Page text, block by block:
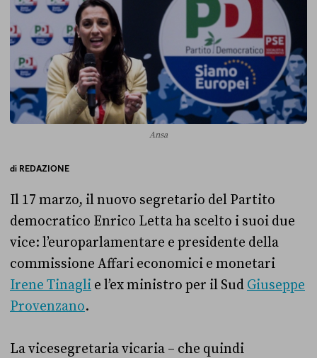
Ansa
di REDAZIONE
Il 17 marzo, il nuovo segretario del Partito
democratico Enrico Letta ha scelto i suoi due
vice: l’europarlamentare e presidente della
commissione Affari economici e monetari
Irene Tinagli e l’ex ministro per il Sud Giuseppe
Provenzano.
La vicesegretaria vicaria – che quindi